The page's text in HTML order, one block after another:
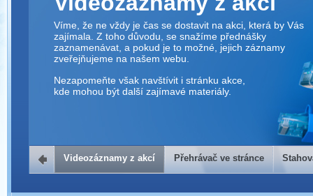
Víme, že ne vždy je čas se dostavit na akci, která by Vás
zajímala. Z toho důvodu, se snažíme přednášky
zaznamenávat, a pokud je to možné, jejich záznamy
zveřejňujeme na našem webu.
Nezapomeňte však navštívit i stránku akce,
kde mohou být další zajímavé materiály.
Přehrávač ve stránce
Videozáznamy z akcí Přehrávač ve stránce